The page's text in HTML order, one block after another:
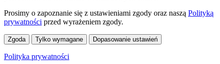
Prosimy o zapoznanie się z ustawieniami zgody oraz naszą Polityką
prywatności przed wyrażeniem zgody.
Zgoda Tylko wymagane Dopasowanie ustawień
Polityka prywatności